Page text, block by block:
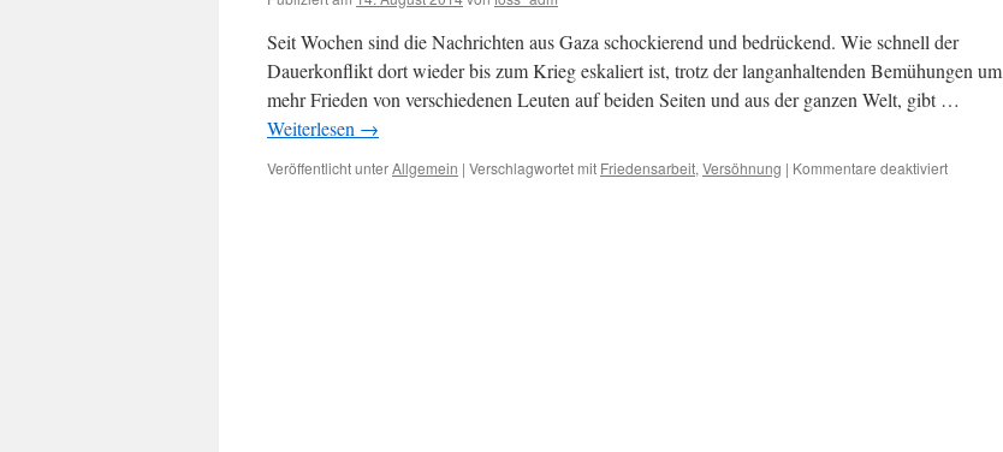
Seit Wochen sind die Nachrichten aus Gaza schockierend und bedrückend. Wie schnell der
Dauerkonflikt dort wieder bis zum Krieg eskaliert ist, trotz der langanhaltenden Bemühungen um
mehr Frieden von verschiedenen Leuten auf beiden Seiten und aus der ganzen Welt, gibt …
Weiterlesen →
Veröffentlicht unterAllgemein | Verschlagwortet mit Friedensarbeit, Versöhnung | Kommentare deaktiviertfür